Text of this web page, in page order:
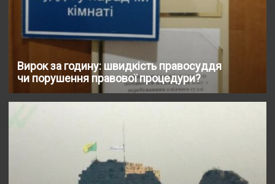
Вирок за годину: швидкість правосуддя
чи порушення правової процедури?